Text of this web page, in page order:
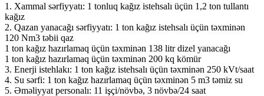
1. Xammal sərfiyyatı: 1 tonluq kağız istehsalı üçün 1,2 ton tullantı
kağız
2. Qazan yanacağı sərfiyyatı: 1 ton kağız istehsalı üçün təxminən
120 Nm3 təbii qaz
1 ton kağız hazırlamaq üçün təxminən 138 litr dizel yanacağı
1 ton kağız hazırlamaq üçün təxminən 200 kq kömür
3. Enerji istehlakı: 1 ton kağız istehsalı üçün təxminən 250 kVt/saat
4. Su sərfi: 1 ton kağız hazırlamaq üçün təxminən 5 m3 təmiz su
5. Əməliyyat personalı: 11 işçi/növbə, 3 növbə/24 saat